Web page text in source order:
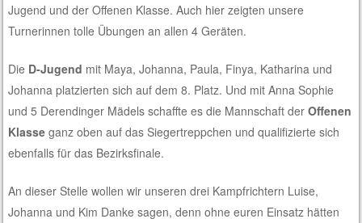
Jugend und der Offenen Klasse. Auch hier zeigten unsere
Turnerinnen tolle Übungen an allen 4 Geräten.
Die D-Jugend mit Maya, Johanna, Paula, Finya, Katharina und
Johanna platzierten sich auf dem 8. Platz. Und mit Anna Sophie
und 5 Derendinger Mädels schaffte es die Mannschaft derOffenen
Klasse ganz oben auf das Siegertreppchen und qualifizierte sich
ebenfalls für das Bezirksfinale.
An dieser Stelle wollen wir unseren drei Kampfrichtern Luise,
Johanna und Kim Danke sagen, denn ohne euren Einsatz hätten